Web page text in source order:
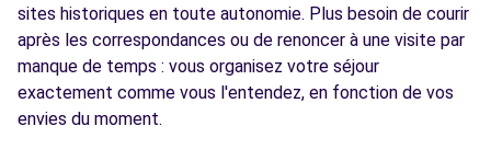
sites historiques en toute autonomie. Plus besoin de courir
après les correspondances ou de renoncer à une visite par
manque de temps : vous organisez votre séjour
exactement comme vous l'entendez, en fonction de vos
envies du moment.